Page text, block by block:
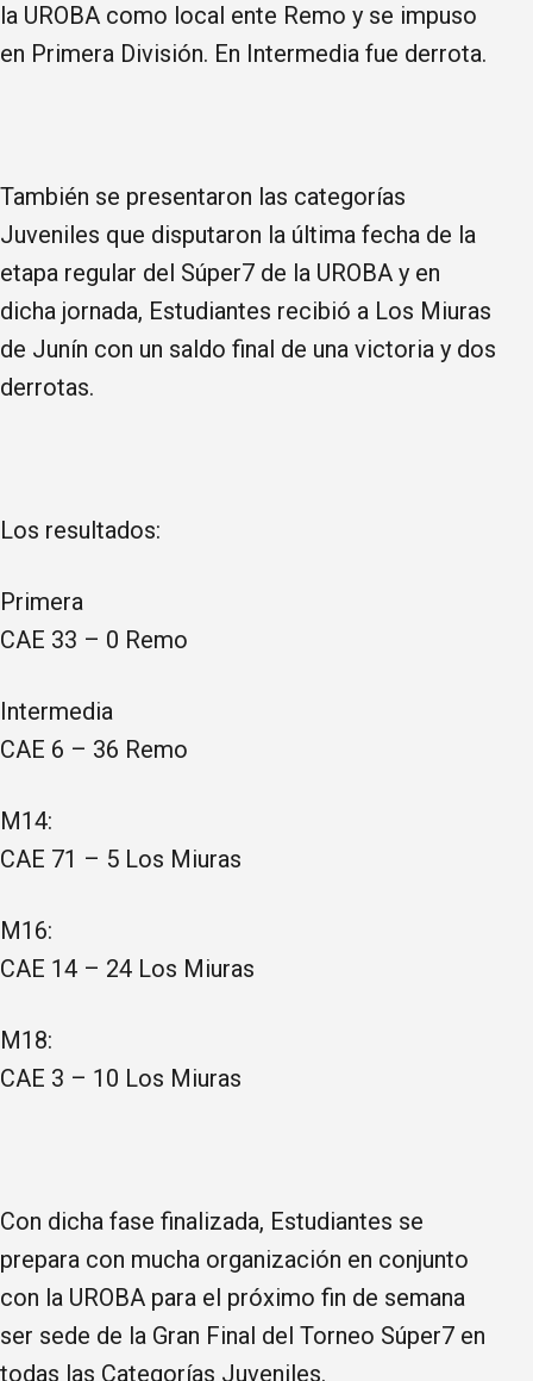
la UROBA como local ente Remo y se impuso
en Primera División. En Intermedia fue derrota.
También se presentaron las categorías
Juveniles que disputaron la última fecha de la
etapa regular del Súper7 de la UROBA y en
dicha jornada, Estudiantes recibió a Los Miuras
de Junín con un saldo final de una victoria y dos
derrotas.
Los resultados:
Primera
CAE 33 – 0 Remo
Intermedia
CAE 6 – 36 Remo
M14:
CAE 71 – 5 Los Miuras
M16:
CAE 14 – 24 Los Miuras
M18:
CAE 3 – 10 Los Miuras
Con dicha fase finalizada, Estudiantes se
prepara con mucha organización en conjunto
con la UROBA para el próximo fin de semana
ser sede de la Gran Final del Torneo Súper7 en
todas las Categorías Juveniles.